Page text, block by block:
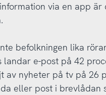
via en app är
befolkningen lika
e-post på 42
av nyheter på tv på 26
eller post i brevlådan